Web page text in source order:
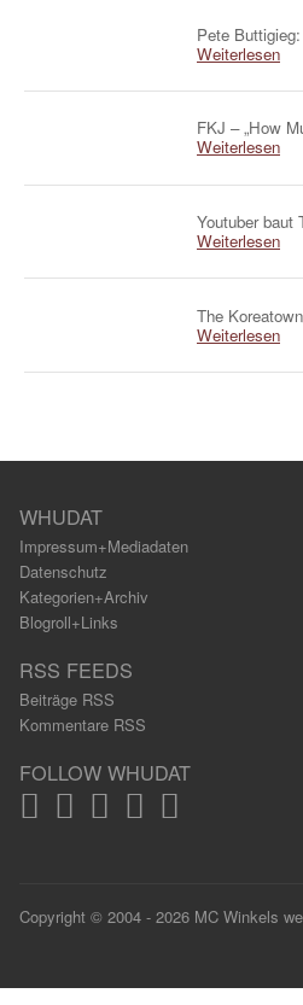
Pete
Weiterlesen
FKJ – „How
Weiterlesen
Youtuber baut
Weiterlesen
The
Weiterlesen
WHUDAT
Impressum+Mediadaten
Datenschutz
Kategorien+Archiv
Blogroll+Links
RSS FEEDS
Beiträge RSS
Kommentare RSS
FOLLOW WHUDAT
Copyright © 2004 - 2026 MC Winkels